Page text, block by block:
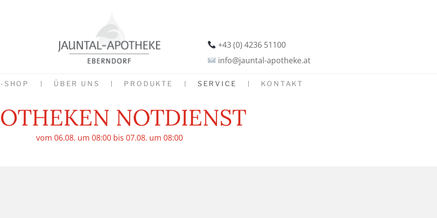
+43 (0) 4236 51100
info@jauntal-apotheke.at
SHOP ÜBER UNS PRODUKTE SERVICE KONTAKT
NOTDIENST
vom 06.08. um 08:00 bis 07.08. um 08:00